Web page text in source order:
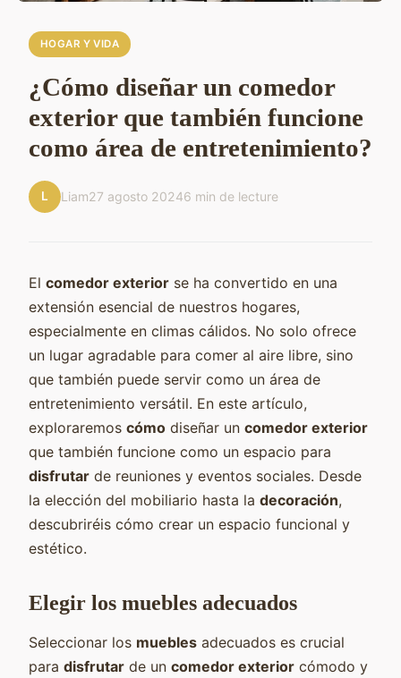
HOGAR Y VIDA
¿Cómo diseñar un comedor
exterior que también funcione
como área de entretenimiento?
L Liam27 agosto 20246 min de lecture
El comedor exterior se ha convertido en una
extensión esencial de nuestros hogares,
especialmente en climas cálidos. No solo ofrece
un lugar agradable para comer al aire libre, sino
que también puede servir como un área de
entretenimiento versátil. En este artículo,
exploraremos cómo diseñar un comedor exterior
que también funcione como un espacio para
disfrutar de reuniones y eventos sociales. Desde
la elección del mobiliario hasta la decoración,
descubriréis cómo crear un espacio funcional y
estético.
Elegir los muebles adecuados
Seleccionar los muebles adecuados es crucial
para disfrutar de un comedor exterior cómodo y